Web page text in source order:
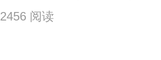
2456 阅读